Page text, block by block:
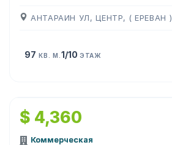
АНТАРАИН УЛ, ЦЕНТР, ( ЕРЕВАН )
97 КВ. М. 1/10 ЭТАЖ
$ 4,360
Коммерческая